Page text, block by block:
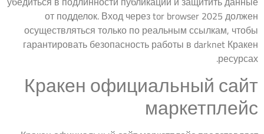
от подделок. Вход через tor browser 2025 должен
осуществляться только по реальным ссылкам, чтобы
гарантировать безопасность работы в darknet Кракен
ресурсах.
Кракен официальный сайт
маркетплейс